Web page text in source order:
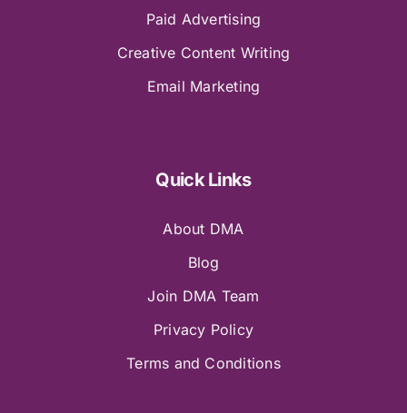
Paid Advertising
Creative Content Writing
Email Marketing
Quick Links
About DMA
Blog
Join DMA Team
Privacy Policy
Terms and Conditions